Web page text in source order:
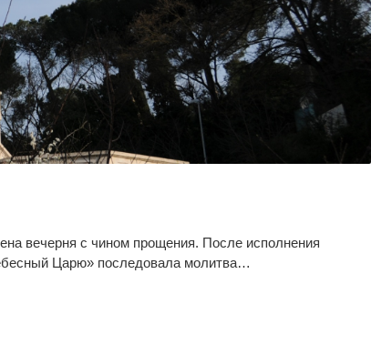
вечерня с чином прощения. После исполнения
Царю» последовала молитва…